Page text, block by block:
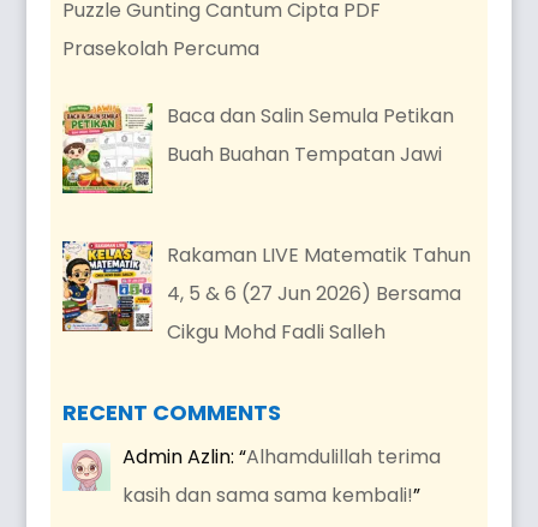
Puzzle Gunting Cantum Cipta PDF
Prasekolah Percuma
Baca dan Salin Semula Petikan
Buah Buahan Tempatan Jawi
Rakaman LIVE Matematik Tahun
4, 5 & 6 (27 Jun 2026) Bersama
Cikgu Mohd Fadli Salleh
RECENT COMMENTS
Admin Azlin: “Alhamdulillah terima
kasih dan sama sama kembali!”